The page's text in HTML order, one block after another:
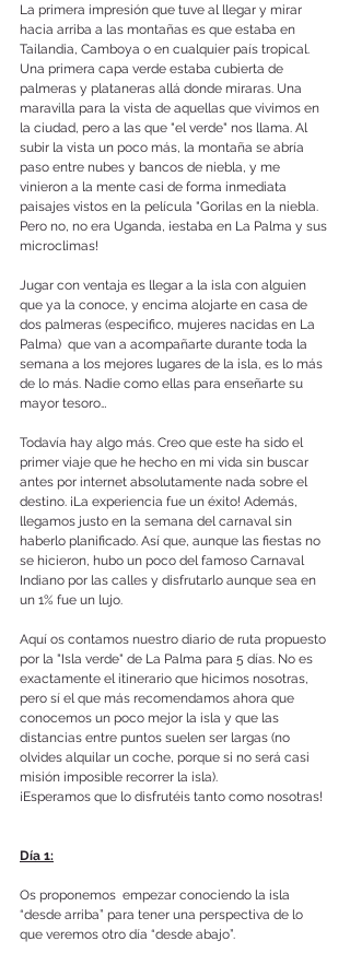
La primera impresión que tuve al llegar y mirar
hacia arriba a las montañas es que estaba en
Tailandia, Camboya o en cualquier país tropical.
Una primera capa verde estaba cubierta de
palmeras y plataneras allá donde miraras. Una
maravilla para la vista de aquellas que vivimos en
la ciudad, pero a las que "el verde" nos llama. Al
subir la vista un poco más, la montaña se abría
paso entre nubes y bancos de niebla, y me
vinieron a la mente casi de forma inmediata
paisajes vistos en la película "Gorilas en la niebla.
Pero no, no era Uganda, ¡estaba en La Palma y sus
microclimas!
Jugar con ventaja es llegar a la isla con alguien
que ya la conoce, y encima alojarte en casa de
dos palmeras (especifico, mujeres nacidas en La
Palma)  que van a acompañarte durante toda la
semana a los mejores lugares de la isla, es lo más
de lo más. Nadie como ellas para enseñarte su
mayor tesoro…
Todavía hay algo más. Creo que este ha sido el
primer viaje que he hecho en mi vida sin buscar
antes por internet absolutamente nada sobre el
destino. ¡La experiencia fue un éxito! Además,
llegamos justo en la semana del carnaval sin
haberlo planificado. Así que, aunque las fiestas no
se hicieron, hubo un poco del famoso Carnaval
Indiano por las calles y disfrutarlo aunque sea en
un 1% fue un lujo.
Aquí os contamos nuestro diario de ruta propuesto
por la "Isla verde" de La Palma para 5 días. No es
exactamente el itinerario que hicimos nosotras,
pero sí el que más recomendamos ahora que
conocemos un poco mejor la isla y que las
distancias entre puntos suelen ser largas (no
olvides alquilar un coche, porque si no será casi
misión imposible recorrer la isla).
¡Esperamos que lo disfrutéis tanto como nosotras!
Día 1:
Os proponemos  empezar conociendo la isla
“desde arriba” para tener una perspectiva de lo
que veremos otro día “desde abajo”.